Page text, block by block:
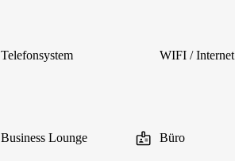
Telefonsystem WIFI / Internet
Business Lounge Büro